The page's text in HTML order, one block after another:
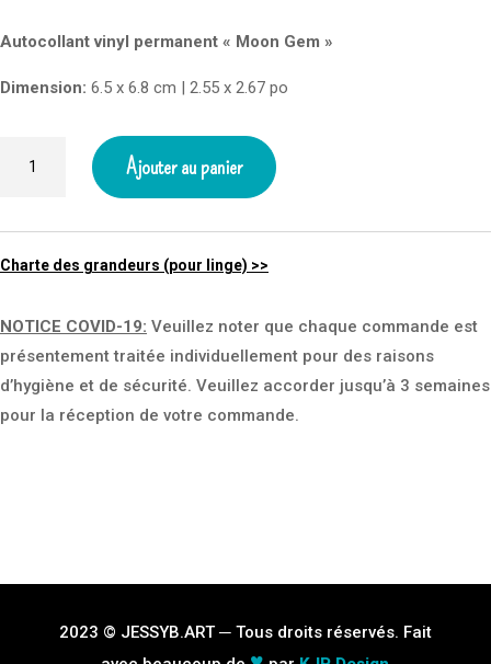
Autocollant vinyl permanent « Moon Gem »
Dimension: 6.5 x 6.8 cm | 2.55 x 2.67 po
Gem
Sticker
Ajouter au panier
Charte des grandeurs (pour linge) >>
NOTICE COVID-19: Veuillez noter que chaque commande est
présentement traitée individuellement pour des raisons
d’hygiène et de sécurité. Veuillez accorder jusqu’à 3 semaines
pour la réception de votre commande.
2023 © JESSYB.ART ─ Tous droits réservés. Fait